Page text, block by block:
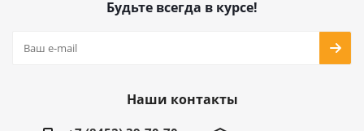
Будьте всегда в курсе!
Наши контакты